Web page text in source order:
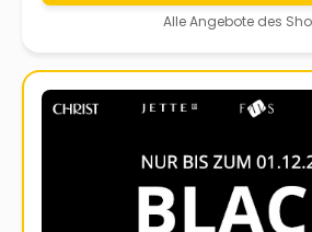
Alle Angebote des